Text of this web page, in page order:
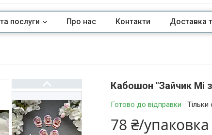
послуги Про нас Контакти Доставка
Кабошон "Зайчик Мі
Готово до відправки Тільки
78 ₴/упаковка